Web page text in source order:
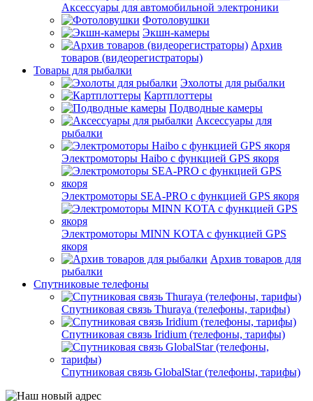
Аксессуары для автомобильной электроники
Фотоловушки
Экшн-камеры
Архив
товаров (видеорегистраторы)
Товары для рыбалки
Эхолоты для рыбалки
Картплоттеры
Подводные камеры
Аксессуары для
рыбалки
Электромоторы Haibo с функцией GPS якоря
Электромоторы SEA-PRO с функцией GPS якоря
Электромоторы MINN KOTA с функцией GPS
якоря
Архив товаров для
рыбалки
Спутниковые телефоны
Спутниковая связь Thuraya (телефоны, тарифы)
Спутниковая связь Iridium (телефоны, тарифы)
Спутниковая связь GlobalStar (телефоны, тарифы)